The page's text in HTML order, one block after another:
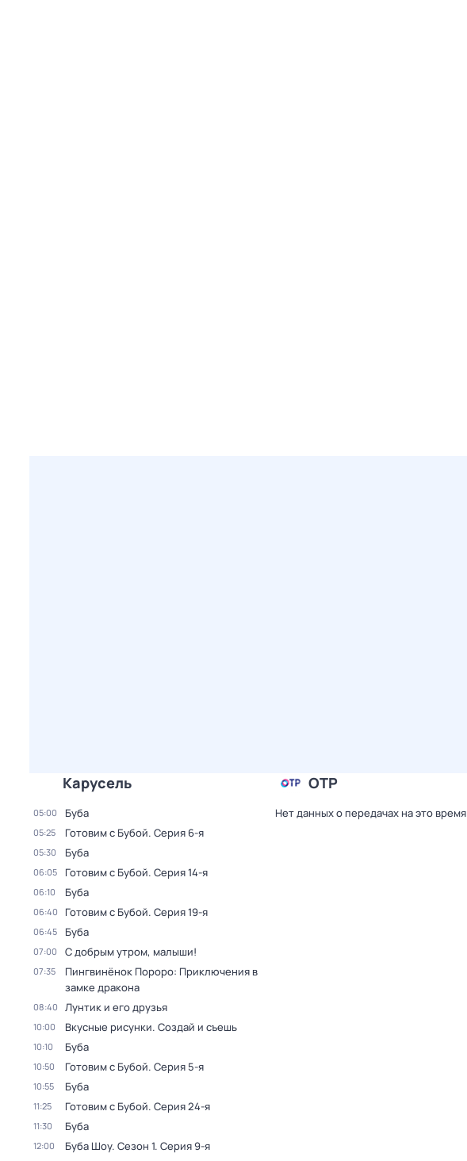
Карусель
05:00 Буба
05:25 Готовим с Бубой. Серия 6-я
05:30 Буба
06:05 Готовим с Бубой. Серия 14-я
06:10 Буба
06:40 Готовим с Бубой. Серия 19-я
06:45 Буба
07:00 С добрым утром, малыши!
07:35
Пингвинёнок Пороро: Приключения в
замке дракона
08:40 Лунтик и его друзья
10:00 Вкусные рисунки. Создай и съешь
10:10 Буба
10:50 Готовим с Бубой. Серия 5-я
10:55 Буба
11:25 Готовим с Бубой. Серия 24-я
11:30 Буба
12:00 Буба Шоу. Сезон 1. Серия 9-я
ОТР
Нет данных о передачах на это время